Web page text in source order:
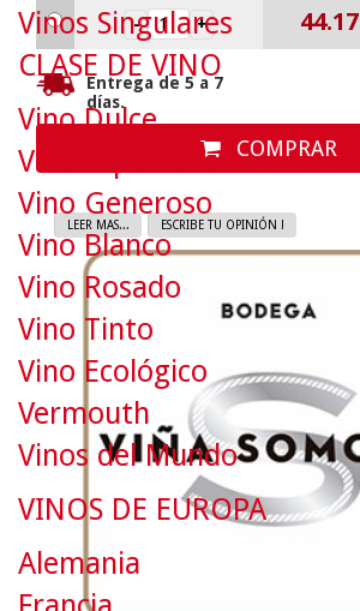
44.17
Entrega de 5 a 7
días.
COMPRAR
LEER MAS... ESCRIBE TU OPINIÓN !
Vinos Singulares
CLASE DE VINO
Vino Dulce
Vino Espumoso
Vino Generoso
Vino Blanco
Vino Rosado
Vino Tinto
Vino Ecológico
Vermouth
Vinos del Mundo
VINOS DE EUROPA
Alemania